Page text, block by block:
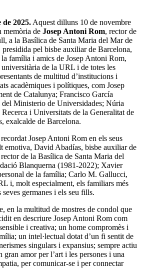
de 2025. Aquest dilluns 10 de novembre
memòria de Josep Antoni Rom, rector de
a la Basílica de Santa Maria del Mar de
pel bisbe auxiliar de Barcelona,
família i amics de Josep Antoni Rom,
de la URL i de totes les
de multitud d’institucions i
acadèmiques i polítiques, com Josep
de Catalunya; Francisco García
del Ministerio de Universidades; Núria
i Universitats de la Generalitat de
exalcalde de Barcelona.
Josep Antoni Rom en els seus
emotiva, David Abadías, bisbe auxiliar de
de la Basílica de Santa Maria del
Blanquerna (1981-2022); Xavier
de la família; Carlo M. Gallucci,
i, molt especialment, els familiars més
germanes i els seu fills.
en la multitud de mostres de condol que
en descriure Josep Antoni Rom com
i creativa; un home compromès i
un intel·lectual dotat d’un fi sentit de
singulars i expansius; sempre actiu
amor per l’art i les persones i una
per comunicar-se i per connectar